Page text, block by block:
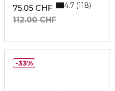
75.05 CHF
112.00 CHF
4.7 118
33%